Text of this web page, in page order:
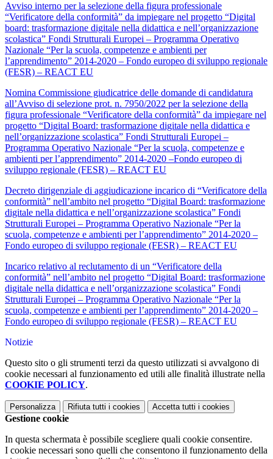
Avviso interno per la selezione della figura professionale
“Verificatore della conformità” da impiegare nel progetto “Digital
board: trasformazione digitale nella didattica e nell’organizzazione
scolastica” Fondi Strutturali Europei – Programma Operativo
Nazionale “Per la scuola, competenze e ambienti per
l’apprendimento” 2014-2020 – Fondo europeo di sviluppo regionale
(FESR) – REACT EU
Nomina Commissione giudicatrice delle domande di candidatura
all’Avviso di selezione prot. n. 7950/2022 per la selezione della
figura professionale “Verificatore della conformità” da impiegare nel
progetto “Digital Board: trasformazione digitale nella didattica e
nell’organizzazione scolastica” Fondi Strutturali Europei –
Programma Operativo Nazionale “Per la scuola, competenze e
ambienti per l’apprendimento” 2014-2020 –Fondo europeo di
sviluppo regionale (FESR) – REACT EU
Decreto dirigenziale di aggiudicazione incarico di “Verificatore della
conformità” nell’ambito nel progetto “Digital Board: trasformazione
digitale nella didattica e nell’organizzazione scolastica” Fondi
Strutturali Europei – Programma Operativo Nazionale “Per la
scuola, competenze e ambienti per l’apprendimento” 2014-2020 –
Fondo europeo di sviluppo regionale (FESR) – REACT EU
Incarico relativo al reclutamento di un “Verificatore della
conformità” nell’ambito nel progetto “Digital Board: trasformazione
digitale nella didattica e nell’organizzazione scolastica” Fondi
Strutturali Europei – Programma Operativo Nazionale “Per la
scuola, competenze e ambienti per l’apprendimento” 2014-2020 –
Fondo europeo di sviluppo regionale (FESR) – REACT EU
Notizie
Questo sito o gli strumenti terzi da questo utilizzati si avvalgono di
cookie necessari al funzionamento ed utili alle finalità illustrate nella
COOKIE POLICY.
Personalizza Rifiuta tutti i cookies Accetta tutti i cookies
Gestione cookie
In questa schermata è possibile scegliere quali cookie consentire.
I cookie necessari sono quelli che consentono il funzionamento della